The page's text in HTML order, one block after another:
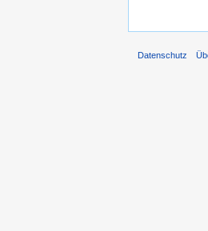
Datenschutz